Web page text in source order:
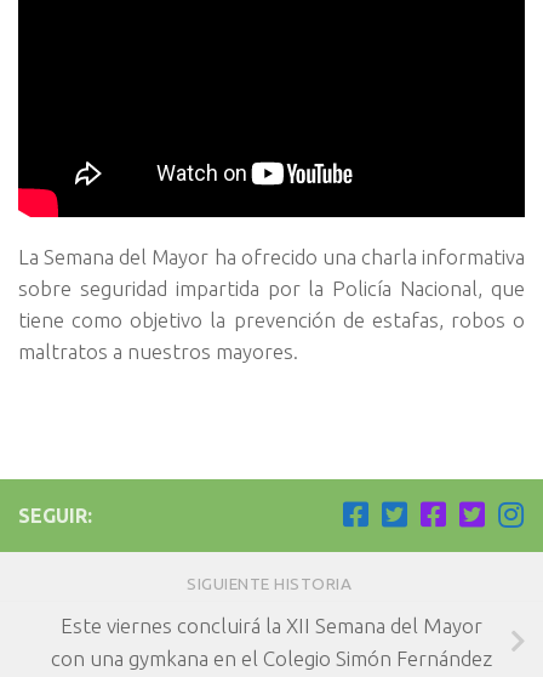
La Semana del Mayor ha ofrecido una charla informativa
sobre seguridad impartida por la Policía Nacional, que
tiene como objetivo la prevención de estafas, robos o
maltratos a nuestros mayores.
SEGUIR:
SIGUIENTE HISTORIA
Este viernes concluirá la XII Semana del Mayor
con una gymkana en el Colegio Simón Fernández